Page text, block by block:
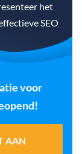
het
SEO
voor
AAN